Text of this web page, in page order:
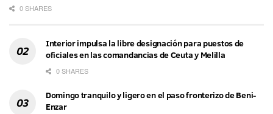
0 SHARES
Interior impulsa la libre designación para puestos de
oficiales en las comandancias de Ceuta y Melilla
0 SHARES
Domingo tranquilo y ligero en el paso fronterizo de Beni-
Enzar